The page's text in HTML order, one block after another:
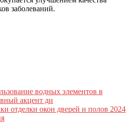
заболеваний.
водных элементов в
акцент ди
отделки окон дверей и полов 2024